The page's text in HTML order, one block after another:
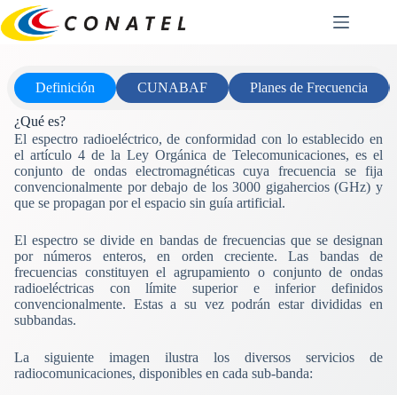
Saltar
al
contenido
Definición CUNABAF Planes de Frecuencia
¿Qué es?
El espectro radioeléctrico, de conformidad con lo establecido en
el artículo 4 de la Ley Orgánica de Telecomunicaciones, es el
conjunto de ondas electromagnéticas cuya frecuencia se fija
convencionalmente por debajo de los 3000 gigahercios (GHz) y
que se propagan por el espacio sin guía artificial.
El espectro se divide en bandas de frecuencias que se designan
por números enteros, en orden creciente. Las bandas de
frecuencias constituyen el agrupamiento o conjunto de ondas
radioeléctricas con límite superior e inferior definidos
convencionalmente. Estas a su vez podrán estar divididas en
subbandas.
La siguiente imagen ilustra los diversos servicios de
radiocomunicaciones, disponibles en cada sub-banda: